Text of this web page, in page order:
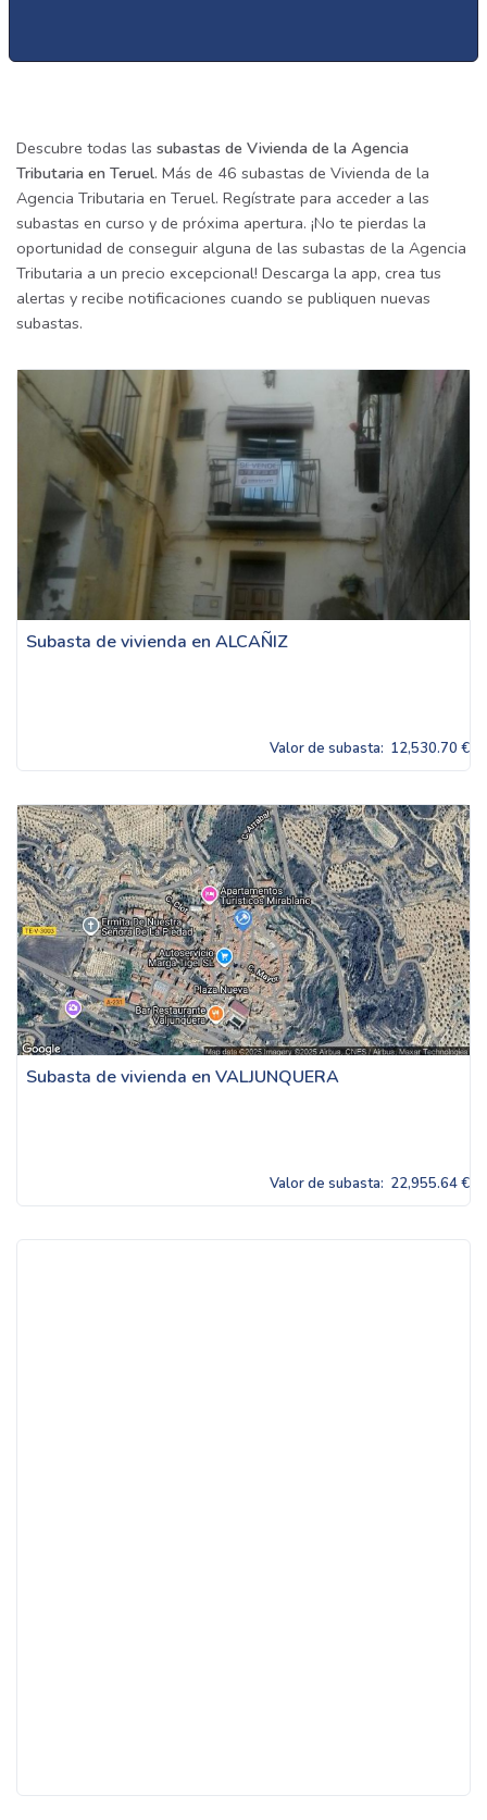
Descubre todas las subastas de Vivienda de la Agencia
Tributaria en Teruel. Más de 46 subastas de Vivienda de la
Agencia Tributaria en Teruel. Regístrate para acceder a las
subastas en curso y de próxima apertura. ¡No te pierdas la
oportunidad de conseguir alguna de las subastas de la Agencia
Tributaria a un precio excepcional! Descarga la app, crea tus
alertas y recibe notificaciones cuando se publiquen nuevas
subastas.
Subasta de vivienda en ALCAÑIZ
Valor de subasta: 12,530.70 €
Subasta de vivienda en VALJUNQUERA
Valor de subasta: 22,955.64 €